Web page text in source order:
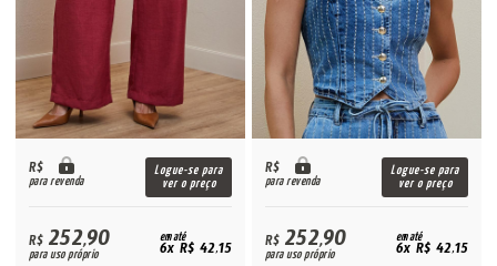
R$
para revenda
Logue-se para
ver o preço
R$252,90
para uso próprio
em até
6x R$ 42,15
R$
para revenda
Logue-se para
ver o preço
R$252,90
para uso próprio
em até
6x R$ 42,15